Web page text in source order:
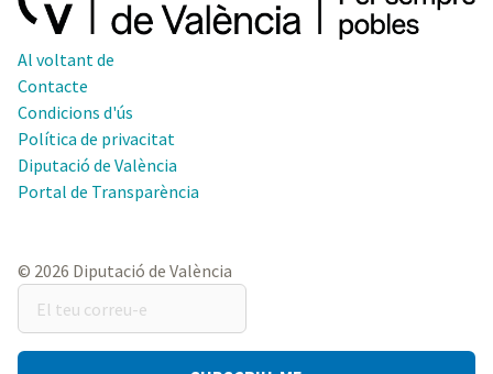
Al voltant de
Contacte
Condicions d'ús
Política de privacitat
Diputació de València
Portal de Transparència
© 2026 Diputació de València
teu
correu-